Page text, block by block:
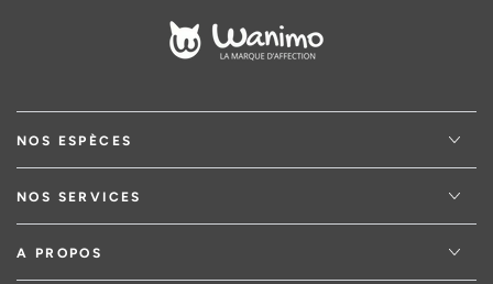
NOS ESPÈCES
NOS SERVICES
A PROPOS